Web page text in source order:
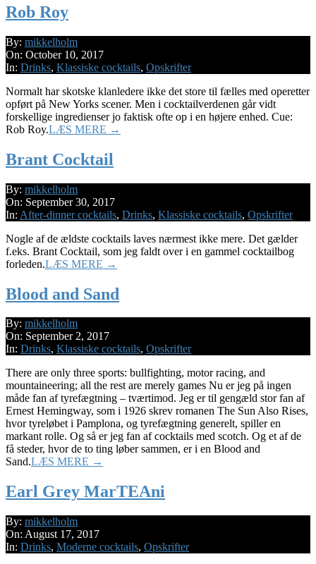
Rob Roy
2017-
10-
10
By: mikkelholm
On: October 10, 2017
In: Drinks, Klassiske cocktails, Opskrifter
Normalt har skotske klanledere ikke det store til fælles med operetter
opført på New Yorks scener. Men i cocktailverdenen går vidt
forskellige ingredienser jo faktisk ofte op i en højere enhed. Cue:
Rob Roy.LÆS MERE →
Brant Cocktail
2017-
09-
30
By: mikkelholm
On: September 30, 2017
In: After-dinner cocktails, Drinks, Klassiske cocktails, Opskrifter
Nogle af de ældste cocktails laves nærmest ikke mere. Det gælder
f.eks. Brant Cocktail, som jeg faldt over i en gammel cocktailbog
forleden.LÆS MERE →
Blood and Sand
2017-
09-
02
By: mikkelholm
On: September 2, 2017
In: Drinks, Klassiske cocktails, Opskrifter
There are only three sports: bullfighting, motor racing, and
mountaineering; all the rest are merely games Nu er jeg på ingen
måde fan af tyrefægtning – tværtimod. Jeg er til gengæld stor fan af
Ernest Hemingway, som i 1926 skrev romanen The Sun Also Rises,
hvor tyreløbet i Pamplona, og tyrefægtning generelt, spiller en
markant rolle. Og så er jeg fan af cocktails med scotch. Og et af de
få steder, hvor de to ting løber sammen, er i en Blood and
Sand.LÆS MERE →
Earl Grey MarTEAni
2017-
08-
17
By: mikkelholm
On: August 17, 2017
In: Drinks, Moderne cocktails, Opskrifter